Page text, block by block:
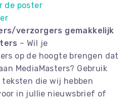
de poster
verzorgers gemakkelijk
– Wil je
op de hoogte brengen dat
MediaMasters? Gebruik
teksten die wij hebben
in jullie nieuwsbrief of